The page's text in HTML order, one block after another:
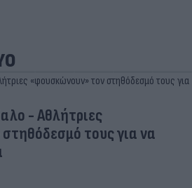
- Aθλήτριες
τους για να